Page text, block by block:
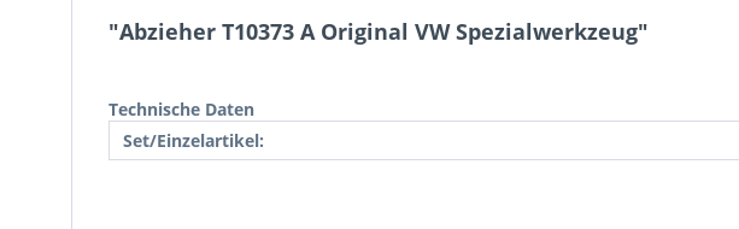
"Abzieher T10373 A Original VW Spezialwerkzeug"
Technische Daten
Set/Einzelartikel: